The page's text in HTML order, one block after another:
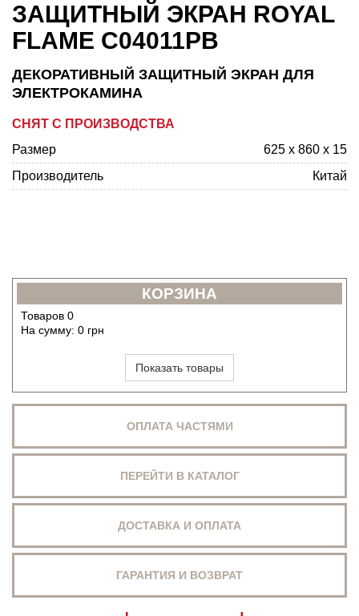
ЗАЩИТНЫЙ ЭКРАН ROYAL
FLAME C04011PB
ДЕКОРАТИВНЫЙ ЗАЩИТНЫЙ ЭКРАН ДЛЯ
ЭЛЕКТРОКАМИНА
СНЯТ С ПРОИЗВОДСТВА
Размер
625 х 860 х 15
Производитель
Китай
КОРЗИНА
Товаров 0
На сумму: 0 грн
Показать товары
ОПЛАТА ЧАСТЯМИ
ПЕРЕЙТИ В КАТАЛОГ
ДОСТАВКА И ОПЛАТА
ГАРАНТИЯ И ВОЗВРАТ